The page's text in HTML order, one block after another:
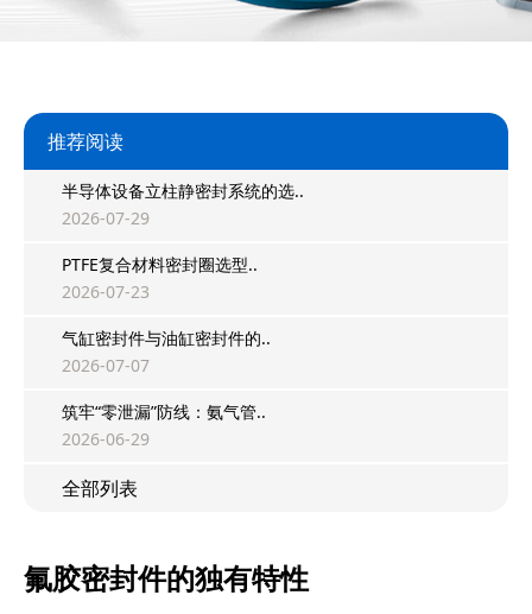
推荐阅读
半导体设备立柱静密封系统的选..
2026-07-29
PTFE复合材料密封圈选型..
2026-07-23
气缸密封件与油缸密封件的..
2026-07-07
筑牢“零泄漏”防线：氨气管..
2026-06-29
全部列表
氟胶密封件的独有特性